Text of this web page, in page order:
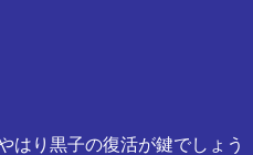
はり黒子の復活が鍵でしょう